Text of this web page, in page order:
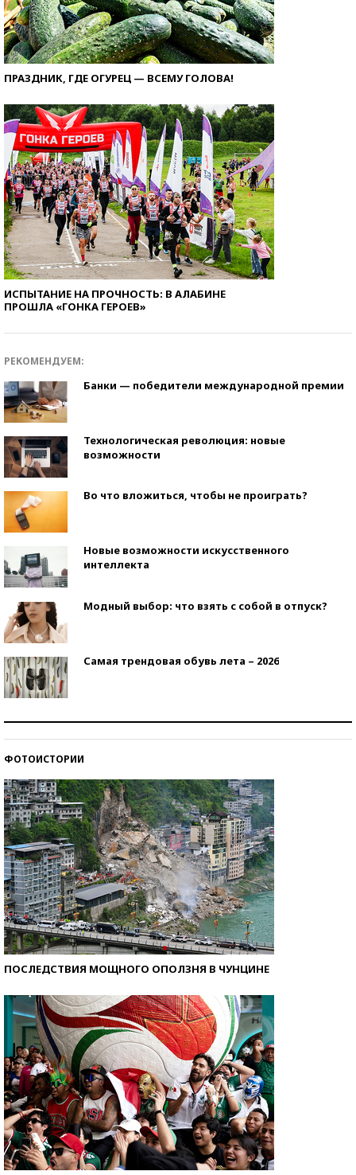
ПРАЗДНИК, ГДЕ ОГУРЕЦ — ВСЕМУ ГОЛОВА!
ИСПЫТАНИЕ НА ПРОЧНОСТЬ: В АЛАБИНЕ
ПРОШЛА «ГОНКА ГЕРОЕВ»
РЕКОМЕНДУЕМ:
Банки — победители международной премии
Технологическая революция: новые
возможности
Во что вложиться, чтобы не проиграть?
Новые возможности искусственного
интеллекта
Модный выбор: что взять с собой в отпуск?
Самая трендовая обувь лета – 2026
ФОТОИСТОРИИ
ПОСЛЕДСТВИЯ МОЩНОГО ОПОЛЗНЯ В ЧУНЦИНЕ